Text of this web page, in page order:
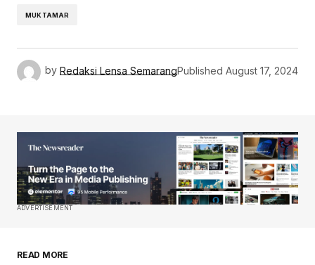
MUKTAMAR
by Redaksi Lensa SemarangPublished August 17, 2024
ADVERTISEMENT
READ MORE